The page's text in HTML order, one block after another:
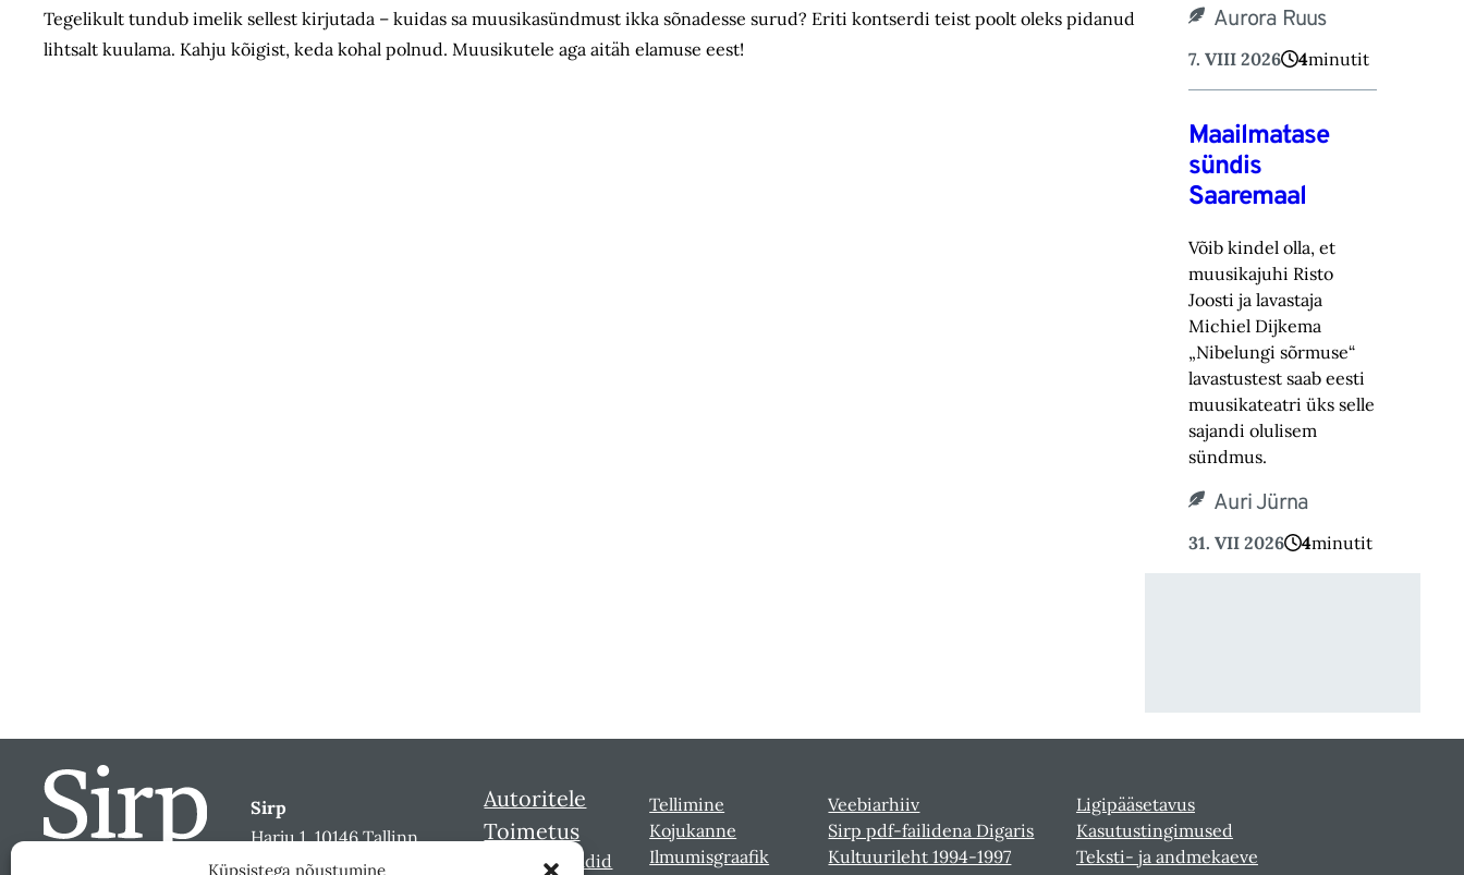
Küpsistega nõustumine
Tegelikult tundub imelik sellest kirjutada – kuidas sa muusikasündmust ikka sõnadesse surud? Eriti kontserdi teist poolt oleks pidanud
lihtsalt kuulama. Kahju kõigist, keda kohal polnud. Muusikutele aga aitäh elamuse eest!
Aurora Ruus
7. VIII 2026 4minutit
Maailmatase
sündis
Saaremaal
Võib kindel olla, et
muusikajuhi Risto
Joosti ja lavastaja
Michiel Dijkema
„Nibelungi sõrmuse“
lavastustest saab eesti
muusikateatri üks selle
sajandi olulisem
sündmus.
Auri Jürna
31. VII 2026 4minutit
Sirp
Harju 1, 10146 Tallinn
sirp@sirp.ee
Autoritele
Toimetus
Sirbi laureaadid
Tellimine
Kojukanne
Ilmumisgraafik
Veebiarhiiv
Sirp pdf-failidena Digaris
Kultuurileht 1994-1997
Ligipääsetavus
Kasutustingimused
Teksti- ja andmekaeve